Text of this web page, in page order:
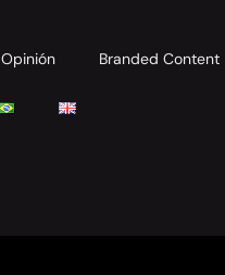
Opinión Branded Content